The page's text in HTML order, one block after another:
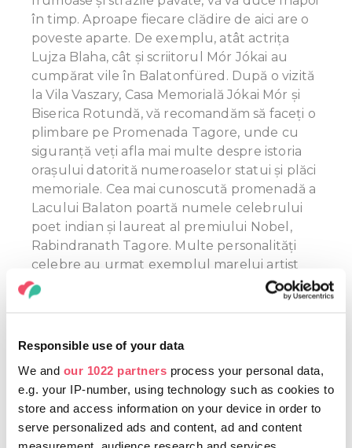
Responsible use of your data
We and our 1022 partners process your personal data,
e.g. your IP-number, using technology such as cookies to
store and access information on your device in order to
serve personalized ads and content, ad and content
measurement, audience research and services
în timp. Aproape fiecare clădire de aici are o
poveste aparte. De exemplu, atât actrița
Lujza Blaha, cât și scriitorul Mór Jókai au
cumpărat vile în Balatonfüred. După o vizită
la Vila Vaszary, Casa Memorială Jókai Mór și
Biserica Rotundă, vă recomandăm să faceți o
plimbare pe Promenada Tagore, unde cu
siguranță veți afla mai multe despre istoria
orașului datorită numeroaselor statui și plăci
memoriale. Cea mai cunoscută promenadă a
Lacului Balaton poartă numele celebrului
poet indian și laureat al premiului Nobel,
Rabindranath Tagore. Multe personalități
celebre au urmat exemplul marelui artist
aici, plantând copaci. Ultimele obiective
turistice construite aici sunt Centrul de
renovat recent, cu statuia actorului István
NU RATAŢI!